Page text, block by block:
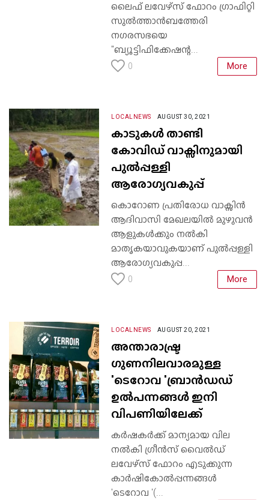
ലൈഫ് ലവേഴ്സ് ഫോറം ഗ്രാഫിറ്റി
സുൽത്താൻബത്തേരി
നഗരസഭയെ
"ബ്യൂട്ടിഫിക്കേഷന്റ...
0 More
LOCALNEWS AUGUST 30, 2021
കാടുകൾ താണ്ടി
കോവിഡ് വാക്സിനുമായി
പുൽപ്പള്ളി
ആരോഗ്യവകുപ്പ്
കൊറോണ പ്രതിരോധ വാക്സിൻ
ആദിവാസി മേഖലയിൽ മുഴുവൻ
ആളുകൾക്കും നൽകി
മാതൃകയാവുകയാണ് പുൽപ്പള്ളി
ആരോഗ്യവകുപ്പ...
0 More
LOCALNEWS AUGUST 20, 2021
അന്താരാഷ്ട്ര
ഗുണനിലവാരമുള്ള
'ടെറോവ 'ബ്രാൻഡഡ്
ഉൽപന്നങ്ങൾ ഇനി
വിപണിയിലേക്ക്
കർഷകർക്ക് മാന്യമായ വില
നൽകി ഗ്രീൻസ് വൈൽഡ്
ലവേഴ്സ് ഫോറം എടുക്കുന്ന
കാർഷികോൽപ്പന്നങ്ങൾ
'ടെറോവ '(...